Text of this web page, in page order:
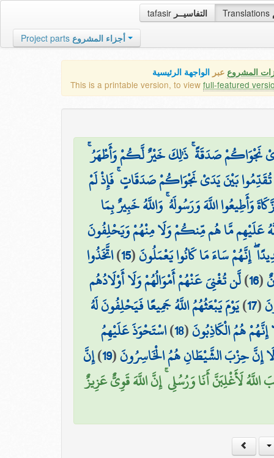
tafasir التفاسيــر Translations
Project parts أجزاء المشروع
المشروع عبر الواجهة الرئيسية
This is a printable version, to view full-featured
يَدَيْ نَجْوَاكُمْ صَدَقَةً ۚ ذَٰلِكَ خَيْرٌ لَّكُمْ وَأَطْهَرُ
تُقَدِّمُوا بَيْنَ يَدَيْ نَجْوَاكُمْ صَدَقَاتٍ ۚ فَإِذْ لَمْ
وَأَطِيعُوا اللَّهَ وَرَسُولَهُ ۚ وَاللَّهُ خَبِيرٌ بِمَا
عَلَيْهِم مَّا هُم مِّنكُمْ وَلَا مِنْهُمْ وَيَحْلِفُونَ
إِنَّهُمْ سَاءَ مَا كَانُوا يَعْمَلُونَ(
15
)اتَّخَذُوا
(
16
)لَّن تُغْنِيَ عَنْهُمْ أَمْوَالُهُمْ وَلَا أَوْلَادُهُم
(
17
)يَوْمَ يَبْعَثُهُمُ اللَّهُ جَمِيعًا فَيَحْلِفُونَ لَهُ
هُمُ الْكَاذِبُونَ(
18
)اسْتَحْوَذَ عَلَيْهِمُ
إِنَّ حِزْبَ الشَّيْطَانِ هُمُ الْخَاسِرُونَ(
19
)إِنَّ
اللَّهُ لَأَغْلِبَنَّ أَنَا وَرُسُلِي ۚ إِنَّ اللَّهَ قَوِيٌّ عَزِيزٌ